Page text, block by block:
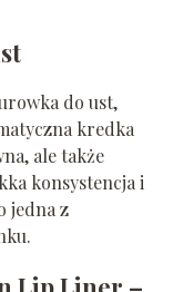
do ust,
kredka
ale także
konsystencja i
jedna z